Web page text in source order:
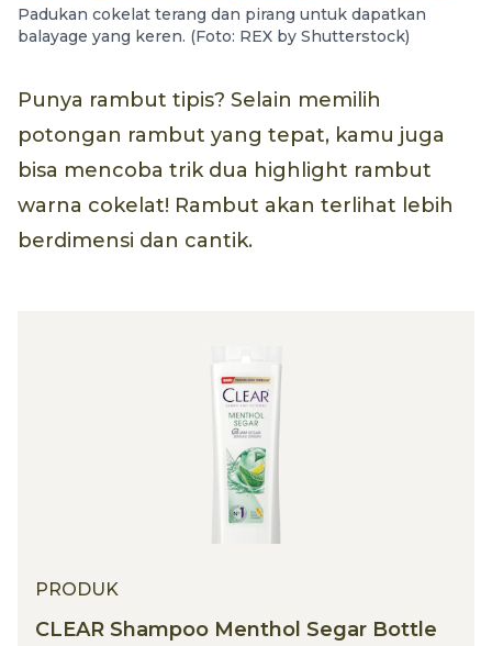
Padukan cokelat terang dan pirang untuk dapatkan
balayage yang keren. (Foto: REX by Shutterstock)
Punya rambut tipis? Selain memilih
potongan rambut yang tepat, kamu juga
bisa mencoba trik dua highlight rambut
warna cokelat! Rambut akan terlihat lebih
berdimensi dan cantik.
PRODUK
CLEAR Shampoo Menthol Segar Bottle